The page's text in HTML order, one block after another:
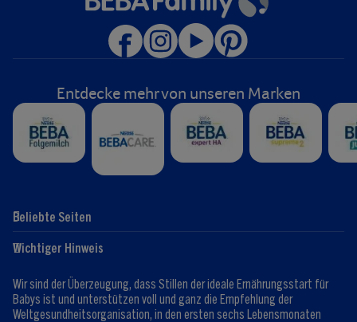
Entdecke mehr von unseren Marken
Beliebte Seiten
Hilfe
Expert:innen
Kontaktformular
Club-Info
Registrieren/Anmelden
Wichtiger Hinweis
Wir sind der Überzeugung, dass Stillen der ideale Ernährungsstart für
Babys ist und unterstützen voll und ganz die Empfehlung der
Weltgesundheitsorganisation, in den ersten sechs Lebensmonaten